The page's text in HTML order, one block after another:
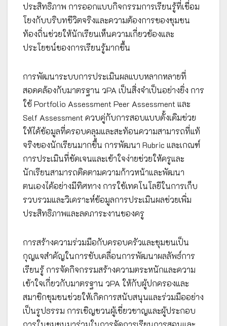
ประสิทธิภาพ การออกแบบกิจกรรมการเรียนรู้ที่เชื่อม
โยงกับบริบทชีวิตจริงและความต้องการของชุมชน
ท้องถิ่นช่วยให้นักเรียนเห็นความเกี่ยวข้องและ
ประโยชน์ของการเรียนรู้มากขึ้น
การพัฒนาระบบการประเมินผลแบบหลากหลายที่
สอดคล้องกับมาตรฐาน วPA เป็นสิ่งจำเป็นอย่างยิ่ง การ
ใช้ Portfolio Assessment Peer Assessment และ
Self Assessment ควบคู่กับการสอบแบบดั้งเดิมช่วย
ให้ได้ข้อมูลที่ครอบคลุมและสะท้อนความสามารถที่แท้
จริงของนักเรียนมากขึ้น การพัฒนา Rubric และเกณฑ์
การประเมินที่ชัดเจนและเข้าใจง่ายช่วยให้ครูและ
นักเรียนสามารถติดตามความก้าวหน้าและพัฒนา
ตนเองได้อย่างมีทิศทาง การใช้เทคโนโลยีในการเก็บ
รวบรวมและวิเคราะห์ข้อมูลการประเมินผลช่วยเพิ่ม
ประสิทธิภาพและลดภาระงานของครู
การสร้างความร่วมมือกับครอบครัวและชุมชนเป็น
กุญแจสำคัญในการขับเคลื่อนการพัฒนาผลลัพธ์การ
เรียนรู้ การจัดกิจกรรมสร้างความตระหนักและความ
เข้าใจเกี่ยวกับมาตรฐาน วPA ให้กับผู้ปกครองและ
สมาชิกชุมชนช่วยให้เกิดการสนับสนุนและร่วมมืออย่าง
เป็นรูปธรรม การเชิญชวนผู้เชี่ยวชาญและผู้ประกอบ